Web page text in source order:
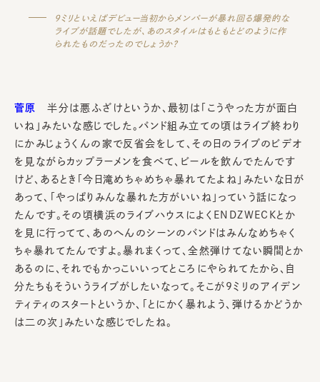
9ミリといえばデビュー当初からメンバーが暴れ回る爆発的な
ライブが話題でしたが、あのスタイルはもともとどのように作
られたものだったのでしょうか？
菅原
半分は悪ふざけというか、最初は「こうやった方が面白
いね」みたいな感じでした。バンド組み立ての頃はライブ終わり
にかみじょうくんの家で反省会をして、その日のライブのビデオ
を見ながらカップラーメンを食べて、ビールを飲んでたんです
けど、あるとき「今日滝めちゃめちゃ暴れてたよね」みたいな日が
あって、「やっぱりみんな暴れた方がいいね」っていう話になっ
たんです。その頃横浜のライブハウスによくENDZWECKとか
を見に行ってて、あのへんのシーンのバンドはみんなめちゃく
ちゃ暴れてたんですよ。暴れまくって、全然弾けてない瞬間とか
あるのに、それでもかっこいいってところにやられてたから、自
分たちもそういうライブがしたいなって。そこが9ミリのアイデン
ティティのスタートというか、「とにかく暴れよう、弾けるかどうか
は二の次」みたいな感じでしたね。